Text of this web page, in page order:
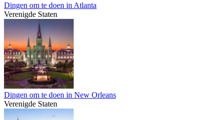
Dingen om te doen in Atlanta
Verenigde Staten
Dingen om te doen in New Orleans
Verenigde Staten